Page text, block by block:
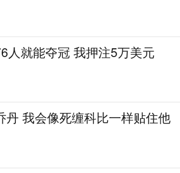
人就能夺冠 我押注5万美元
丹 我会像死缠科比一样贴住他